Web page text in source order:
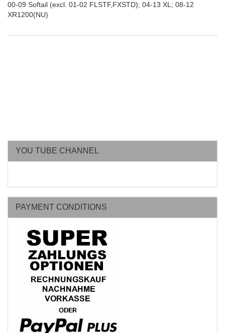
00-09 Softail (excl. 01-02 FLSTF,FXSTD); 04-13 XL; 08-12
XR1200(NU)
YOU TUBE CHANNEL
PAYMENT CONDITIONS